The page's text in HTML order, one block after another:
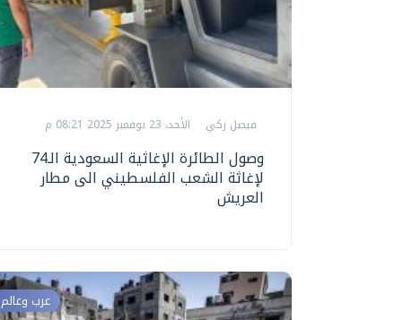
فيصل زكي الأحد، 23 نوفمبر 2025 08:21 م
وصول الطائرة الإغاثية السعودية الـ74
لإغاثة الشعب الفلسطيني الى مطار
العريش
عرب وعالم